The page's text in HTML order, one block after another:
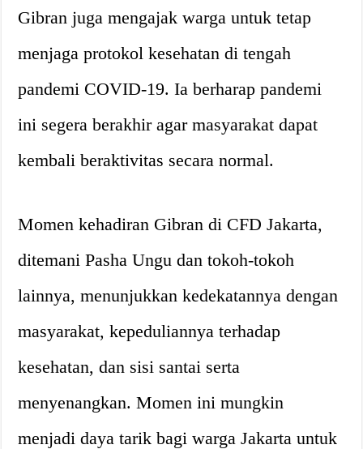
Gibran juga mengajak warga untuk tetap
menjaga protokol kesehatan di tengah
pandemi COVID-19. Ia berharap pandemi
ini segera berakhir agar masyarakat dapat
kembali beraktivitas secara normal.
Momen kehadiran Gibran di CFD Jakarta,
ditemani Pasha Ungu dan tokoh-tokoh
lainnya, menunjukkan kedekatannya dengan
masyarakat, kepeduliannya terhadap
kesehatan, dan sisi santai serta
menyenangkan. Momen ini mungkin
menjadi daya tarik bagi warga Jakarta untuk